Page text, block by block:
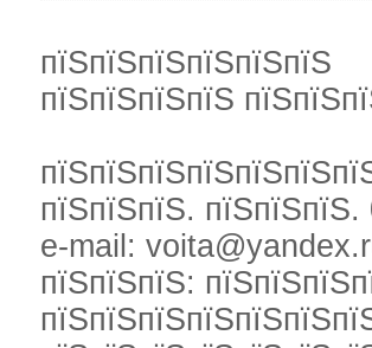
пїЅпїЅпїЅпїЅпїЅпїЅ
пїЅпїЅпїЅпїЅ
пїЅпїЅпїЅ.
e-mail:
пїЅпїЅпїЅ: